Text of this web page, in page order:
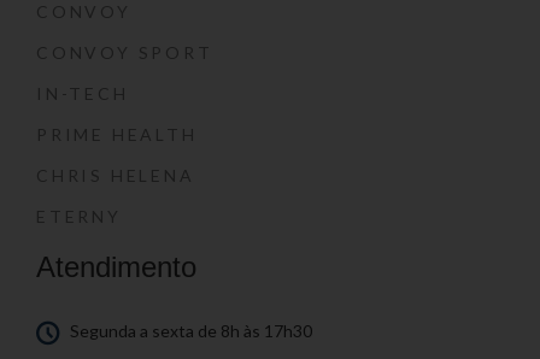
CONVOY
CONVOY SPORT
IN-TECH
PRIME HEALTH
CHRIS HELENA
ETERNY
Atendimento
Segunda a sexta de 8h às 17h30